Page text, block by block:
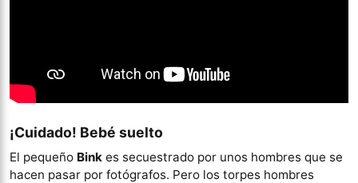
¡Cuidado! Bebé suelto
El pequeño Bink es secuestrado por unos hombres que se
hacen pasar por fotógrafos. Pero los torpes hombres